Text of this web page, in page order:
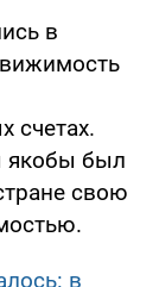
в
счетах.
якобы был
свою
в